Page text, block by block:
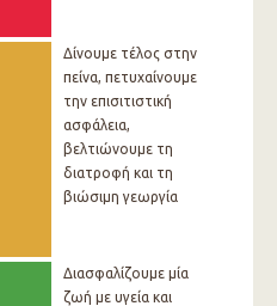
Δίνουμε τέλος στην
πείνα, πετυχαίνουμε
την επισιτιστική
ασφάλεια,
βελτιώνουμε τη
διατροφή και τη
βιώσιμη γεωργία
Διασφαλίζουμε μία
ζωή με υγεία και